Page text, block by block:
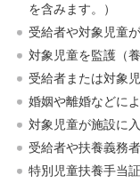
を含みます。）
受給者や対象児童
対象児童を監護（
受給者または対象
婚姻や離婚などに
対象児童が施設に
受給者や扶養義務
特別児童扶養手当